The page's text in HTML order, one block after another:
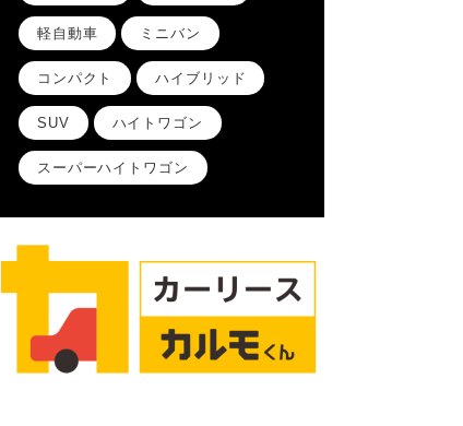
軽自動車 ミニバン
コンパクト ハイブリッド
SUV ハイトワゴン
スーパーハイトワゴン